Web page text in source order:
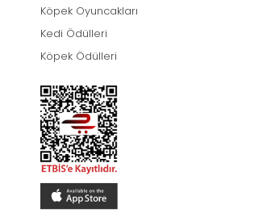
Köpek Oyuncakları
Kedi Ödülleri
Köpek Ödülleri